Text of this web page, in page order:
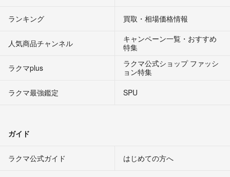
ランキング 買取・相場価格情報
人気商品チャンネル
キャンペーン一覧・おすすめ
特集
ラクマplus
ラクマ公式ショップ ファッシ
ョン特集
ラクマ最強鑑定
SPU
ガイド
ラクマ公式ガイド はじめての方へ